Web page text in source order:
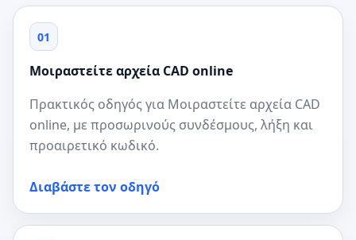
01
Μοιραστείτε αρχεία CAD online
Πρακτικός οδηγός για Μοιραστείτε αρχεία CAD
online, με προσωρινούς συνδέσμους, λήξη και
προαιρετικό κωδικό.
Διαβάστε τον οδηγό